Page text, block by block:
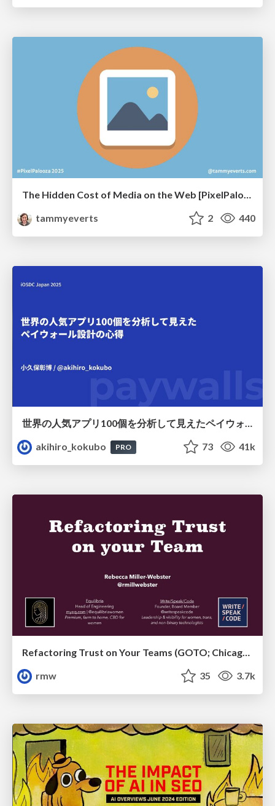
The Hidden Cost of Media on the Web [PixelPalooza 2025]
tammyeverts
2 440
世界の人気アプリ100個を分析して見えたペイウォール設計の心得
akihiro_kokubo
PRO 73 41k
rmw
35 3.7k